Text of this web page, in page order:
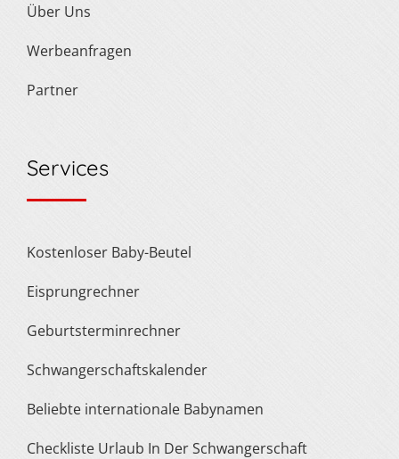
Über Uns
Werbeanfragen
Partner
Services
Kostenloser Baby-Beutel
Eisprungrechner
Geburtsterminrechner
Schwangerschaftskalender
Beliebte internationale Babynamen
Checkliste Urlaub In Der Schwangerschaft